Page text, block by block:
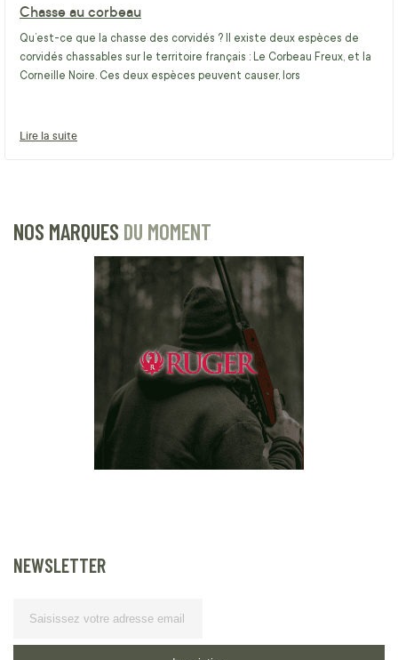
Chasse au corbeau
Qu’est-ce que la chasse des corvidés ? Il existe deux espèces de
corvidés chassables sur le territoire français : Le Corbeau Freux, et la
Corneille Noire. Ces deux espèces peuvent causer, lors
Lire la suite
NOS MARQUES DU MOMENT
NEWSLETTER